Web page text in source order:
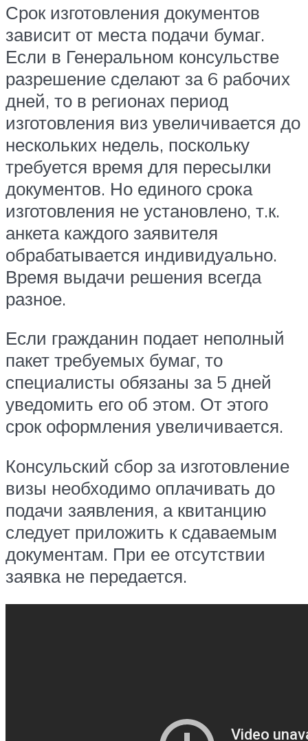
Срок изготовления документов
зависит от места подачи бумаг.
Если в Генеральном консульстве
разрешение сделают за 6 рабочих
дней, то в регионах период
изготовления виз увеличивается до
нескольких недель, поскольку
требуется время для пересылки
документов. Но единого срока
изготовления не установлено, т.к.
анкета каждого заявителя
обрабатывается индивидуально.
Время выдачи решения всегда
разное.
Если гражданин подает неполный
пакет требуемых бумаг, то
специалисты обязаны за 5 дней
уведомить его об этом. От этого
срок оформления увеличивается.
Консульский сбор за изготовление
визы необходимо оплачивать до
подачи заявления, а квитанцию
следует приложить к сдаваемым
документам. При ее отсутствии
заявка не передается.